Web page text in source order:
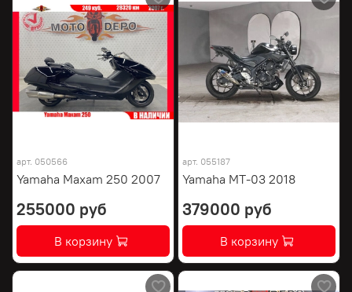
арт. 050566
Yamaha Maxam 250 2007
255000 руб
В корзину
арт. 055187
Yamaha MT-03 2018
379000 руб
В корзину